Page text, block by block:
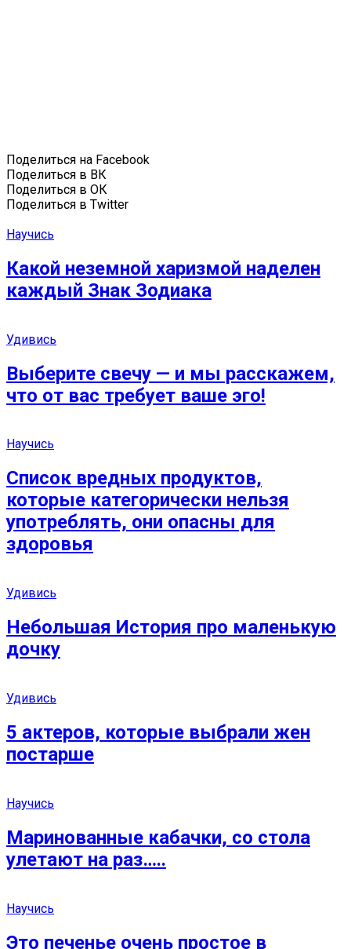
Поделиться на Facebook
Поделиться в ВК
Поделиться в ОК
Поделиться в Twitter
Научись
Какой неземной харизмой наделен
каждый Знак Зодиака
Удивись
Выберите свечу — и мы расскажем,
что от вас требует ваше эго!
Научись
Список вредных продуктов,
которые категорически нельзя
употреблять, они опасны для
здоровья
Удивись
Небольшая История про маленькую
дочку
Удивись
5 актеров, которые выбрали жен
постарше
Научись
Маринованные кабачки, со стола
улетают на раз…..
Научись
Это печенье очень простое в